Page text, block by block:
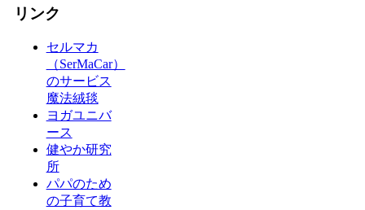
リンク
セルマカ
（SerMaCar）
のサービス
魔法絨毯
ヨガユニバ
ース
健やか研究
所
パパのため
の子育て教